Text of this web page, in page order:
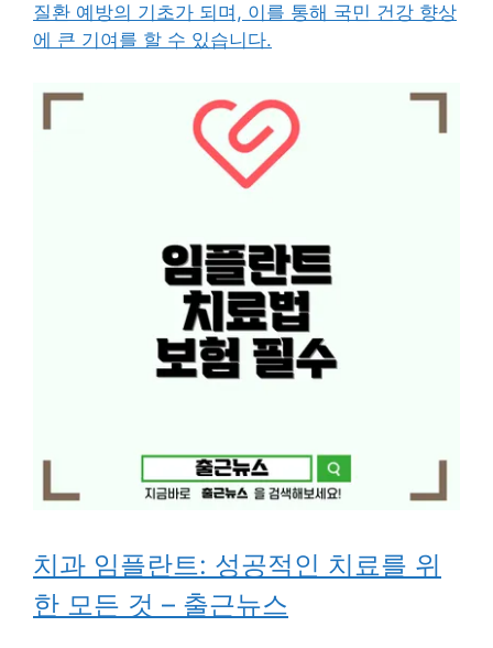
질환 예방의 기초가 되며, 이를 통해 국민 건강 향상
에 큰 기여를 할 수 있습니다.
치과 임플란트: 성공적인 치료를 위
한 모든 것 – 출근뉴스